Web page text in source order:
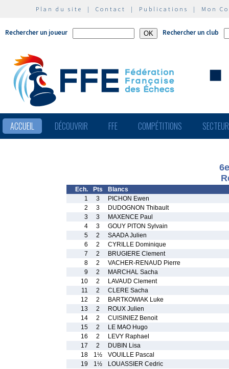
Plan du site | Contact | Publications | Mon
Rechercher un joueur Rechercher un club
ACCUEIL DÉCOUVRIR FFE COMPÉTITIONS
Ech. Pts
Blancs
1
3
PICHON Ewen
2
3
DUDOGNON Thibault
3
3
MAXENCE Paul
4
3
GOUY PITON Sylvain
5
2
SAADA Julien
6
2
CYRILLE Dominique
7
2
BRUGIERE Clement
8
2
VACHER-RENAUD Pierre
9
2
MARCHAL Sacha
10
2
LAVAUD Clement
11
2
CLERE Sacha
12
2
BARTKOWIAK Luke
13
2
ROUX Julien
14
2
CUISINIEZ Benoit
15
2
LE MAO Hugo
16
2
LEVY Raphael
17
2
DUBIN Lisa
18
1½
VOUILLE Pascal
19
1½
LOUASSIER Cedric